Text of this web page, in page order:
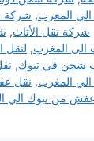
الي المغرب, شركة
شركة نقل الأثاث,
الى المغرب, لنقل
شحن في تبوك,
الي المغرب, نقل
من تبوك الي